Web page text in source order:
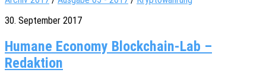
30. September 2017
Humane Economy Blockchain-Lab –
Redaktion